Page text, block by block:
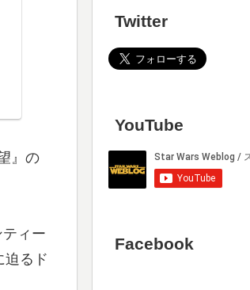
』の
ィー
迫るド
Twitter
YouTube
Facebook